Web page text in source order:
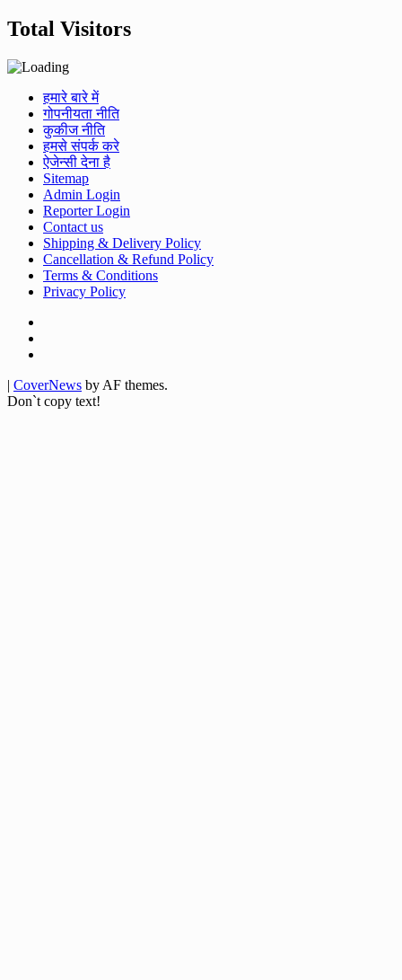
Total Visitors
हमारे बारे में
गोपनीयता नीति
कुकीज नीति
हमसे संपर्क करे
ऐजेन्सी देना है
Sitemap
Admin Login
Reporter Login
Contact us
Shipping & Delivery Policy
Cancellation & Refund Policy
Terms & Conditions
Privacy Policy
| CoverNews by AF themes.
Don`t copy text!